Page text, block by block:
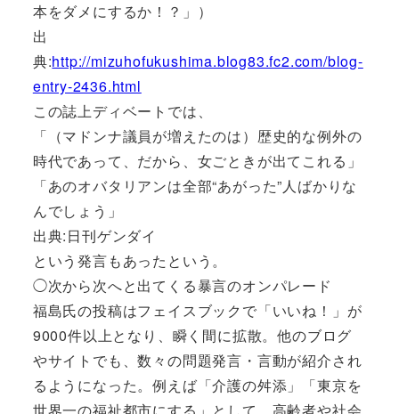
本をダメにするか！？」）
出
典:http://mizuhofukushima.blog83.fc2.com/blog-
entry-2436.html
この誌上ディベートでは、
「（マドンナ議員が増えたのは）歴史的な例外の
時代であって、だから、女ごときが出てこれる」
「あのオバタリアンは全部“あがった”人ばかりな
んでしょう」
出典:日刊ゲンダイ
という発言もあったという。
◯次から次へと出てくる暴言のオンパレード
福島氏の投稿はフェイスブックで「いいね！」が
9000件以上となり、瞬く間に拡散。他のブログ
やサイトでも、数々の問題発言・言動が紹介され
るようになった。例えば「介護の舛添」「東京を